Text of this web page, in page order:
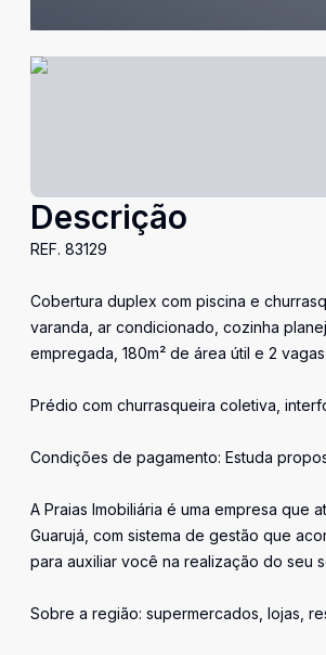
Descrição
REF. 83129
Cobertura duplex com piscina e
varanda, ar condicionado, cozinha
empregada, 180m² de área útil e 2
Prédio com churrasqueira coletiva,
Condições de pagamento: Estuda
A Praias Imobiliária é uma empresa que
Guarujá, com sistema de gestão que
para auxiliar você na realização do seu
Sobre a região: supermercados, lojas,